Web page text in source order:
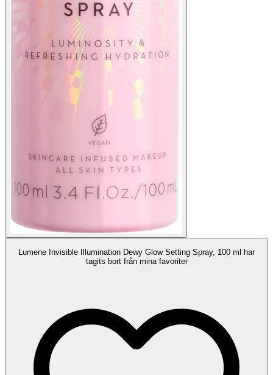
Lumene Invisible Illumination Dewy Glow Setting Spray, 100 ml har
tagits bort från mina favoriter